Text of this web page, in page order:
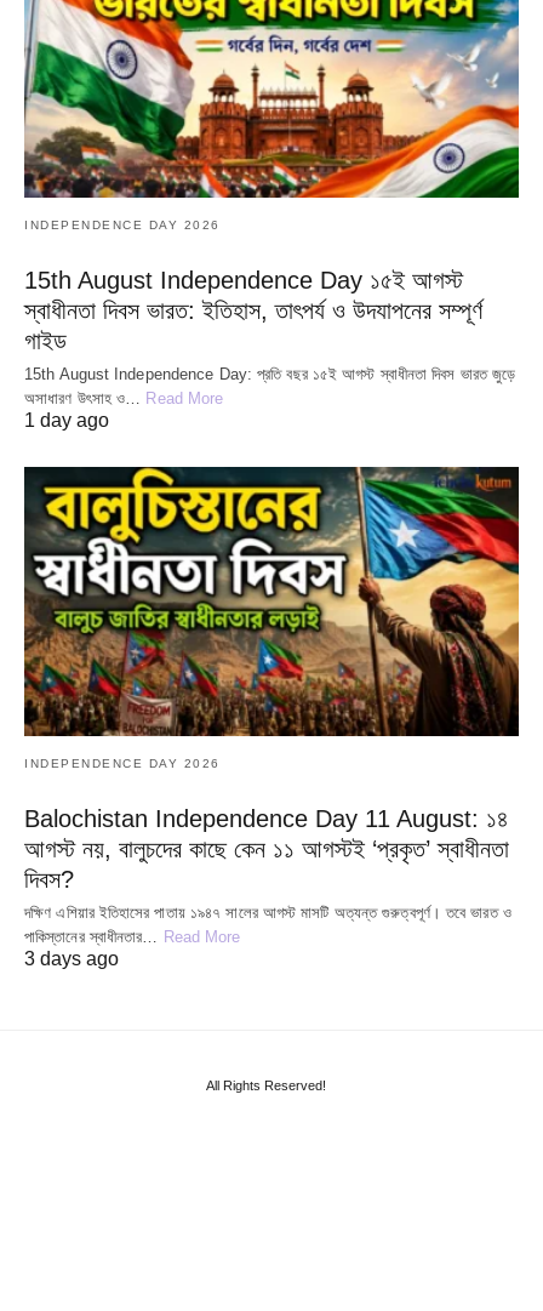
INDEPENDENCE DAY 2026
15th August Independence Day ১৫ই আগস্ট
স্বাধীনতা দিবস ভারত: ইতিহাস, তাৎপর্য ও উদযাপনের সম্পূর্ণ
গাইড
15th August Independence Day: প্রতি বছর ১৫ই আগস্ট স্বাধীনতা দিবস ভারত জুড়ে
অসাধারণ উৎসাহ ও…
Read More
1 day ago
INDEPENDENCE DAY 2026
Balochistan Independence Day 11 August: ১৪
আগস্ট নয়, বালুচদের কাছে কেন ১১ আগস্টই ‘প্রকৃত’ স্বাধীনতা
দিবস?
দক্ষিণ এশিয়ার ইতিহাসের পাতায় ১৯৪৭ সালের আগস্ট মাসটি অত্যন্ত গুরুত্বপূর্ণ। তবে ভারত ও
পাকিস্তানের স্বাধীনতার… Read More
3 days ago
All Rights Reserved!